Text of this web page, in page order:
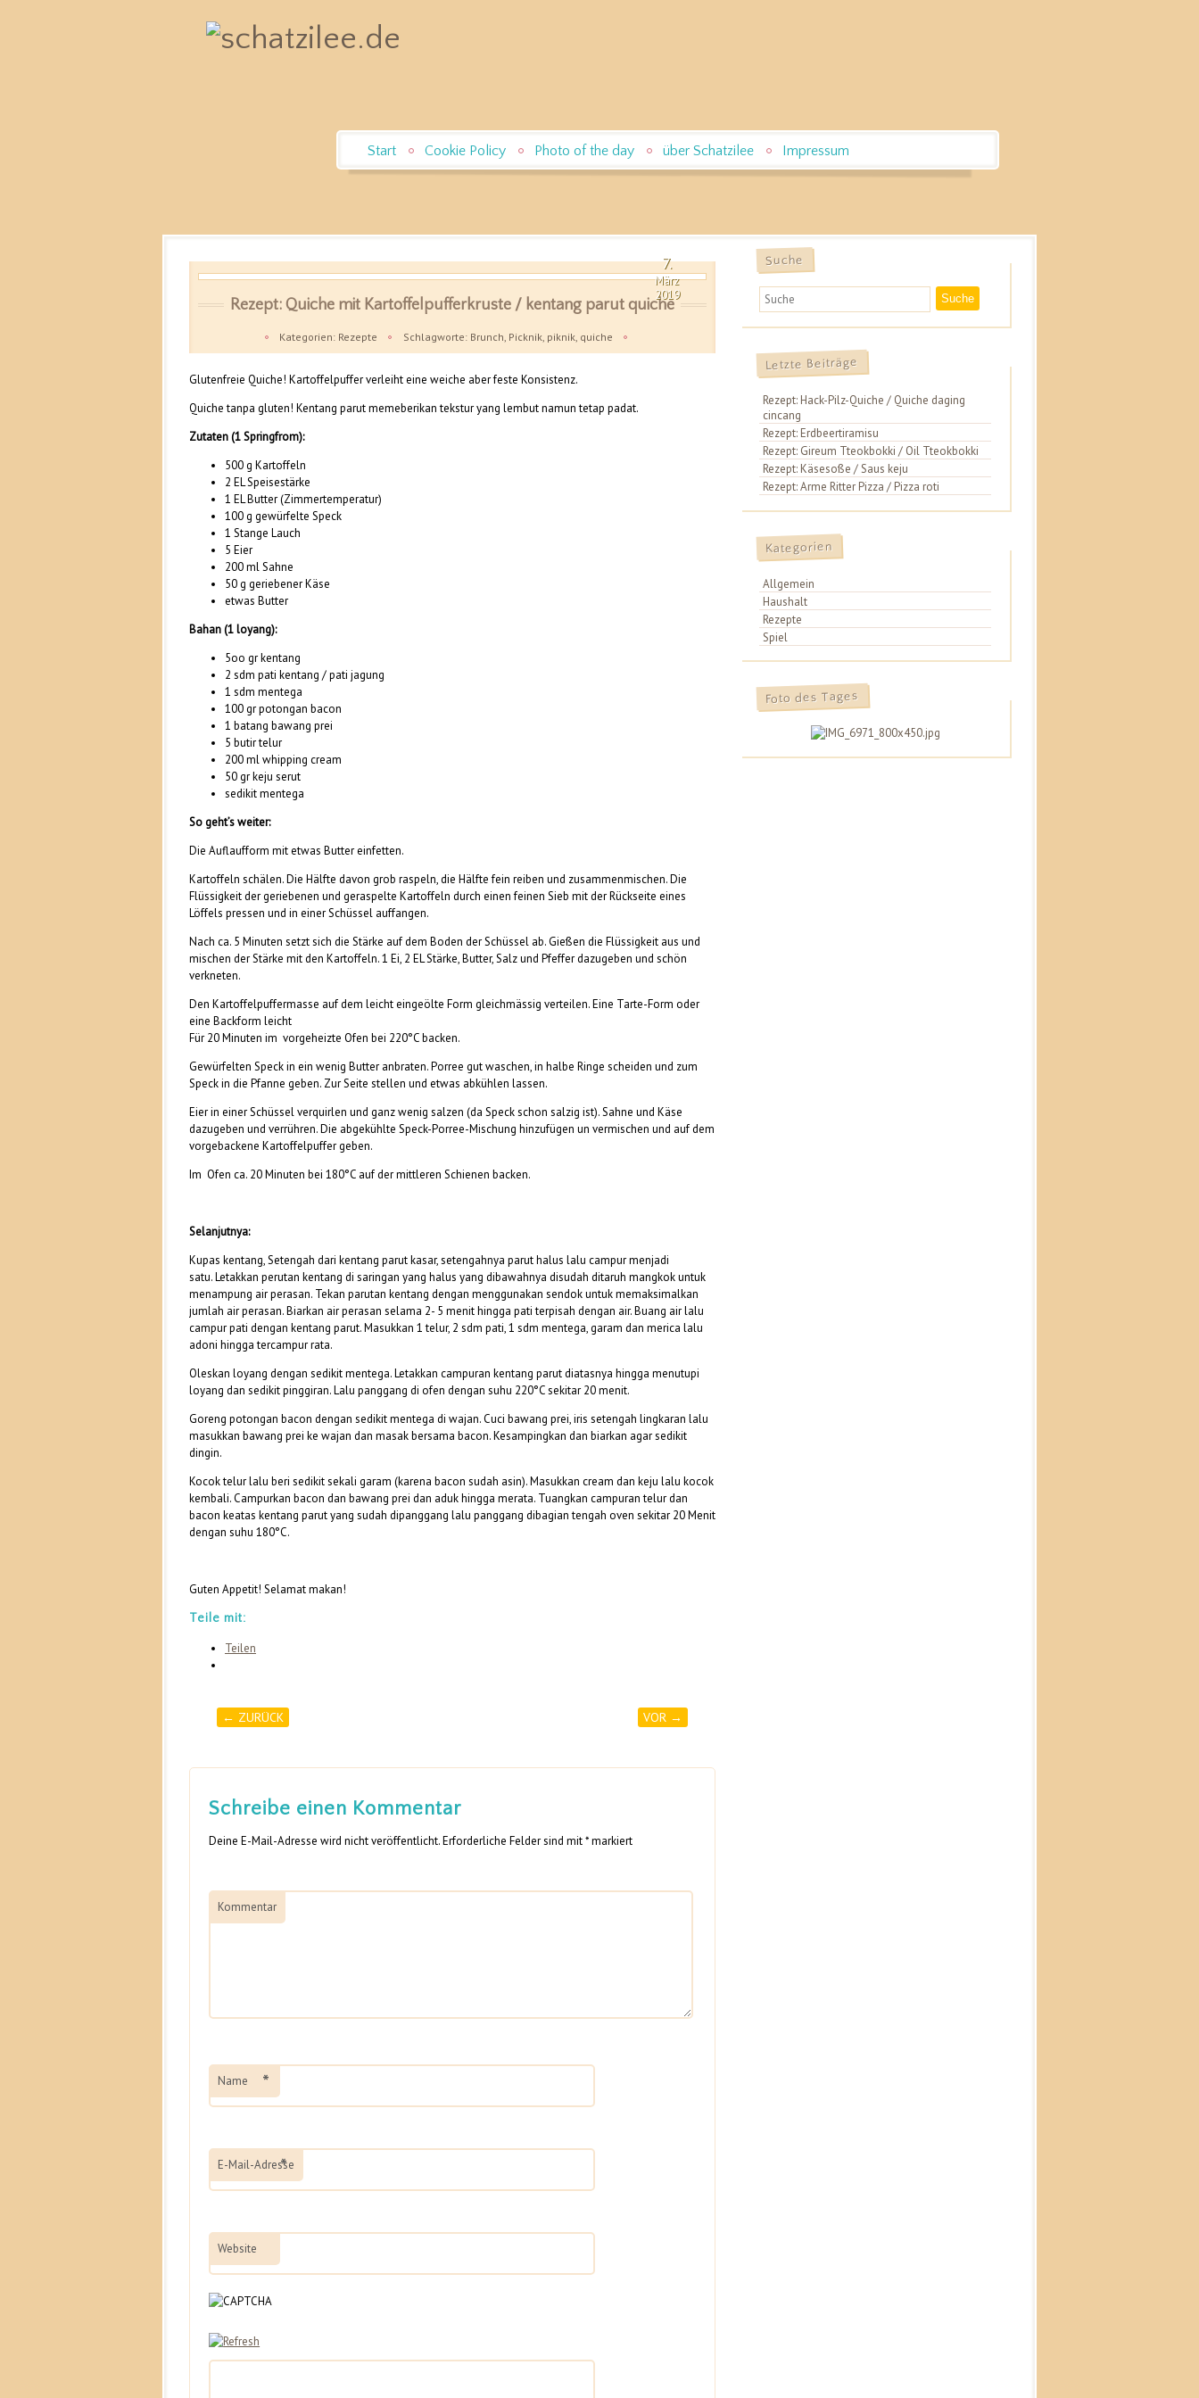
Start Cookie Policy Photo of the day über Schatzilee Impressum
7.
März
2019
Rezept: Quiche mit Kartoffelpufferkruste / kentang parut quiche
Kategorien: Rezepte Schlagworte: Brunch, Picknik, piknik, quiche
Glutenfreie Quiche! Kartoffelpuffer verleiht eine weiche aber feste Konsistenz.
Quiche tanpa gluten! Kentang parut memeberikan tekstur yang lembut namun tetap padat.
Zutaten (1 Springfrom):
500 g Kartoffeln
2 EL Speisestärke
1 EL Butter (Zimmertemperatur)
100 g gewürfelte Speck
1 Stange Lauch
5 Eier
200 ml Sahne
50 g geriebener Käse
etwas Butter
Bahan (1 loyang):
5oo gr kentang
2 sdm pati kentang / pati jagung
1 sdm mentega
100 gr potongan bacon
1 batang bawang prei
5 butir telur
200 ml whipping cream
50 gr keju serut
sedikit mentega
So geht’s weiter:
Die Auflaufform mit etwas Butter einfetten.
Kartoffeln schälen. Die Hälfte davon grob raspeln, die Hälfte fein reiben und zusammenmischen. Die
Flüssigkeit der geriebenen und geraspelte Kartoffeln durch einen feinen Sieb mit der Rückseite eines
Löffels pressen und in einer Schüssel auffangen.
Nach ca. 5 Minuten setzt sich die Stärke auf dem Boden der Schüssel ab. Gießen die Flüssigkeit aus und
mischen der Stärke mit den Kartoffeln. 1 Ei, 2 EL Stärke, Butter, Salz und Pfeffer dazugeben und schön
verkneten.
Den Kartoffelpuffermasse auf dem leicht eingeölte Form gleichmässig verteilen. Eine Tarte-Form oder
eine Backform leicht
Für 20 Minuten im vorgeheizte Ofen bei 220°C backen.
Gewürfelten Speck in ein wenig Butter anbraten. Porree gut waschen, in halbe Ringe scheiden und zum
Speck in die Pfanne geben. Zur Seite stellen und etwas abkühlen lassen.
Eier in einer Schüssel verquirlen und ganz wenig salzen (da Speck schon salzig ist). Sahne und Käse
dazugeben und verrühren. Die abgekühlte Speck-Porree-Mischung hinzufügen un vermischen und auf dem
vorgebackene Kartoffelpuffer geben.
Im Ofen ca. 20 Minuten bei 180°C auf der mittleren Schienen backen.
Selanjutnya:
Kupas kentang, Setengah dari kentang parut kasar, setengahnya parut halus lalu campur menjadi
satu. Letakkan perutan kentang di saringan yang halus yang dibawahnya disudah ditaruh mangkok untuk
menampung air perasan. Tekan parutan kentang dengan menggunakan sendok untuk memaksimalkan
jumlah air perasan. Biarkan air perasan selama 2- 5 menit hingga pati terpisah dengan air. Buang air lalu
campur pati dengan kentang parut. Masukkan 1 telur, 2 sdm pati, 1 sdm mentega, garam dan merica lalu
adoni hingga tercampur rata.
Oleskan loyang dengan sedikit mentega. Letakkan campuran kentang parut diatasnya hingga menutupi
loyang dan sedikit pinggiran. Lalu panggang di ofen dengan suhu 220°C sekitar 20 menit.
Goreng potongan bacon dengan sedikit mentega di wajan. Cuci bawang prei, iris setengah lingkaran lalu
masukkan bawang prei ke wajan dan masak bersama bacon. Kesampingkan dan biarkan agar sedikit
dingin.
Kocok telur lalu beri sedikit sekali garam (karena bacon sudah asin). Masukkan cream dan keju lalu kocok
kembali. Campurkan bacon dan bawang prei dan aduk hingga merata. Tuangkan campuran telur dan
bacon keatas kentang parut yang sudah dipanggang lalu panggang dibagian tengah oven sekitar 20 Menit
dengan suhu 180°C.
Guten Appetit! Selamat makan!
Teile mit:
Teilen
Post navigation
← ZURÜCK VOR →
Schreibe einen Kommentar
Deine E-Mail-Adresse wird nicht veröffentlicht.Erforderliche Felder sind mit*markiert
Kommentar
Name *
E-Mail-Adresse
*
Website
Suche
Suche
Letzte Beiträge
Rezept: Hack-Pilz-Quiche / Quiche daging
cincang
Rezept: Erdbeertiramisu
Rezept: Gireum Tteokbokki / Oil Tteokbokki
Rezept: Käsesoße / Saus keju
Rezept: Arme Ritter Pizza / Pizza roti
Kategorien
Allgemein
Haushalt
Rezepte
Spiel
Foto des Tages